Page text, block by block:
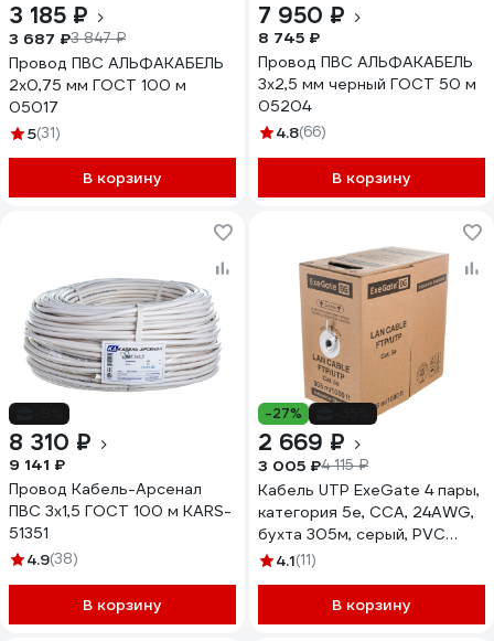
3 185 ₽
3 687 ₽3 847 ₽
Провод ПВС АЛЬФАКАБЕЛЬ
2х0,75 мм ГОСТ 100 м
05017
5(31)
В корзину
7 950 ₽
8 745 ₽
Провод ПВС АЛЬФАКАБЕЛЬ
3х2,5 мм черный ГОСТ 50 м
05204
4.8(66)
В корзину
8 310 ₽
9 141 ₽
Провод Кабель-Арсенал
ПВС 3х1,5 ГОСТ 100 м KARS-
51351
4.9(38)
В корзину
-27%
2 669 ₽
3 005 ₽4 115 ₽
Кабель UTP ExeGate 4 пары,
категория 5e, CCA, 24AWG,
бухта 305м, серый, PVC
138965
4.1(11)
В корзину